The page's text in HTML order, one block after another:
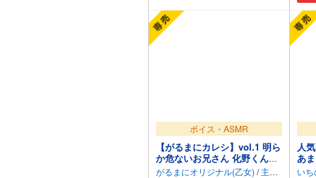
ボイス・ASMR
【がるまにカレシ】vol.1 明ら
か危ないお兄さん 化野くん～
添い寝、耳かき、不法侵入～
がるまにオリジナル(乙女) / 主水Ash
人
あ
仕
い